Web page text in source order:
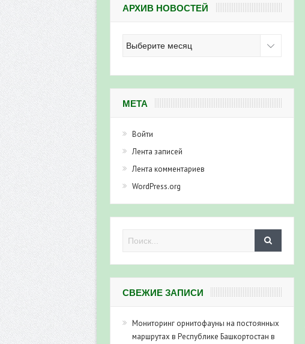
АРХИВ НОВОСТЕЙ
новостей
МЕТА
Войти
Лента записей
Лента комментариев
WordPress.org
СВЕЖИЕ ЗАПИСИ
Мониторинг орнитофауны на постоянных
маршрутах в Республике Башкортостан в